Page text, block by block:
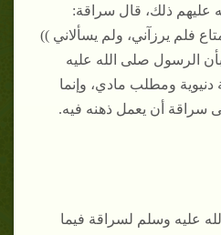
ذلك، قال سراقة:
فلم يرزآني، ولم يسألاني ))
الرسول صلى الله عليه
ومطلب مادي، وإنما
سراقة أن يعمل ذهنه فيه.
عليه وسلم لسراقة فيما